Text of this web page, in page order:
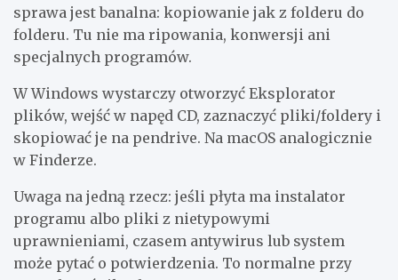
sprawa jest banalna: kopiowanie jak z folderu do
folderu. Tu nie ma ripowania, konwersji ani
specjalnych programów.
W Windows wystarczy otworzyć Eksplorator
plików, wejść w napęd CD, zaznaczyć pliki/foldery i
skopiować je na pendrive. Na macOS analogicznie
w Finderze.
Uwaga na jedną rzecz: jeśli płyta ma instalator
programu albo pliki z nietypowymi
uprawnieniami, czasem antywirus lub system
może pytać o potwierdzenia. To normalne przy